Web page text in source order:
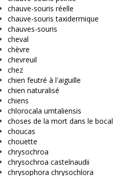
chauve-souris réelle
chauve-souris taxidermique
chauves-souris
cheval
chèvre
chevreuil
chez
chien feutré à l'aiguille
chien naturalisé
chiens
chlorocala umtaliensis
choses de la mort dans le bocal
choucas
chouette
chrysochroa
chrysochroa castelnaudii
chrysophora chrysochlora